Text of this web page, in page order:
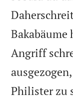
Angriff
Philister zu